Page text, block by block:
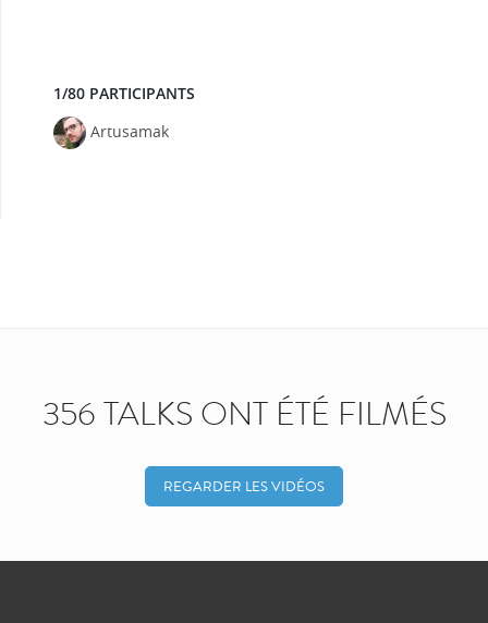
1/80 PARTICIPANTS
Artusamak
356 TALKS ONT ÉTÉ FILMÉS
REGARDER LES VIDÉOS